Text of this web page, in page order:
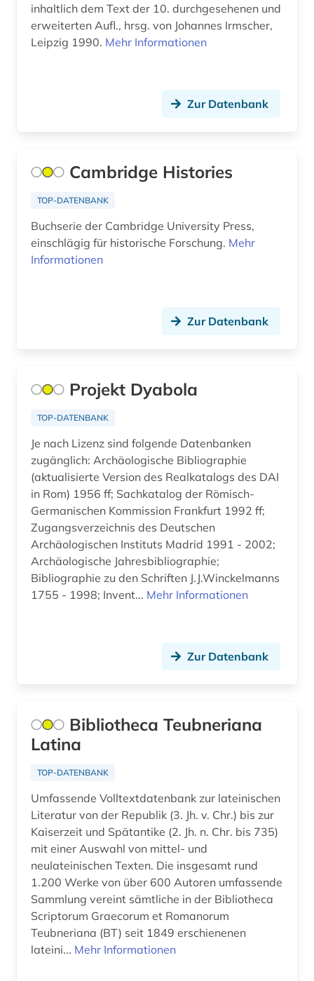
inhaltlich dem Text der 10. durchgesehenen und
erweiterten Aufl., hrsg. von Johannes Irmscher,
Leipzig 1990. Mehr Informationen
Zur Datenbank
Cambridge Histories
TOP-DATENBANK
Buchserie der Cambridge University Press,
einschlägig für historische Forschung. Mehr
Informationen
Zur Datenbank
Projekt Dyabola
TOP-DATENBANK
Je nach Lizenz sind folgende Datenbanken
zugänglich: Archäologische Bibliographie
(aktualisierte Version des Realkatalogs des DAI
in Rom) 1956 ff; Sachkatalog der Römisch-
Germanischen Kommission Frankfurt 1992 ff;
Zugangsverzeichnis des Deutschen
Archäologischen Instituts Madrid 1991 - 2002;
Archäologische Jahresbibliographie;
Bibliographie zu den Schriften J.J.Winckelmanns
1755 - 1998; Invent... Mehr Informationen
Zur Datenbank
Bibliotheca Teubneriana
Latina
TOP-DATENBANK
Umfassende Volltextdatenbank zur lateinischen
Literatur von der Republik (3. Jh. v. Chr.) bis zur
Kaiserzeit und Spätantike (2. Jh. n. Chr. bis 735)
mit einer Auswahl von mittel- und
neulateinischen Texten. Die insgesamt rund
1.200 Werke von über 600 Autoren umfassende
Sammlung vereint sämtliche in der Bibliotheca
Scriptorum Graecorum et Romanorum
Teubneriana (BT) seit 1849 erschienenen
lateini... Mehr Informationen